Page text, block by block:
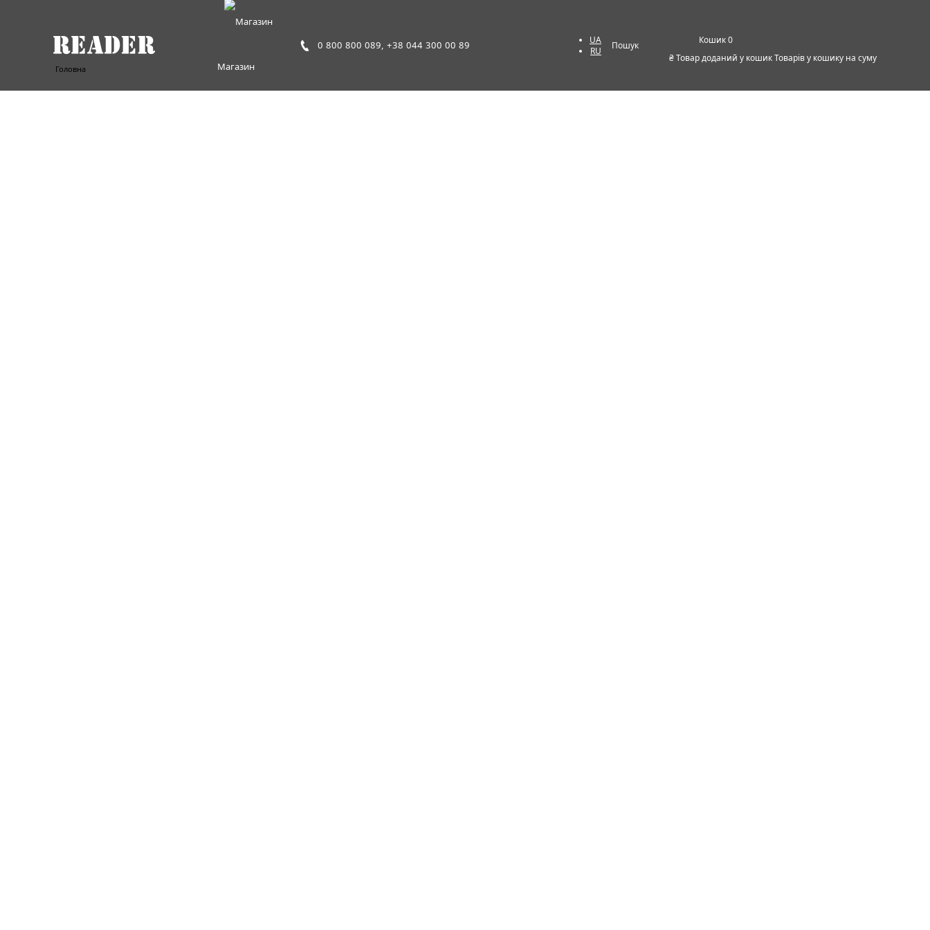
Магазин
0 800 800 089, +38 044 300 00 89
UA
RU
Пошук
0
₴Товар доданий у кошикТоварів у кошику на суму
Головна